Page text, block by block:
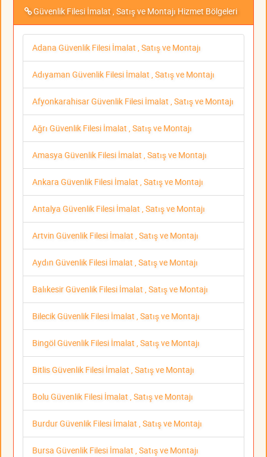
Güvenlik Filesi İmalat , Satış ve Montajı Hizmet Bölgeleri
Adana Güvenlik Filesi İmalat , Satış ve Montajı
Adıyaman Güvenlik Filesi İmalat , Satış ve Montajı
Afyonkarahisar Güvenlik Filesi İmalat , Satış ve Montajı
Ağrı Güvenlik Filesi İmalat , Satış ve Montajı
Amasya Güvenlik Filesi İmalat , Satış ve Montajı
Ankara Güvenlik Filesi İmalat , Satış ve Montajı
Antalya Güvenlik Filesi İmalat , Satış ve Montajı
Artvin Güvenlik Filesi İmalat , Satış ve Montajı
Aydın Güvenlik Filesi İmalat , Satış ve Montajı
Balıkesir Güvenlik Filesi İmalat , Satış ve Montajı
Bilecik Güvenlik Filesi İmalat , Satış ve Montajı
Bingöl Güvenlik Filesi İmalat , Satış ve Montajı
Bitlis Güvenlik Filesi İmalat , Satış ve Montajı
Bolu Güvenlik Filesi İmalat , Satış ve Montajı
Burdur Güvenlik Filesi İmalat , Satış ve Montajı
Bursa Güvenlik Filesi İmalat , Satış ve Montajı